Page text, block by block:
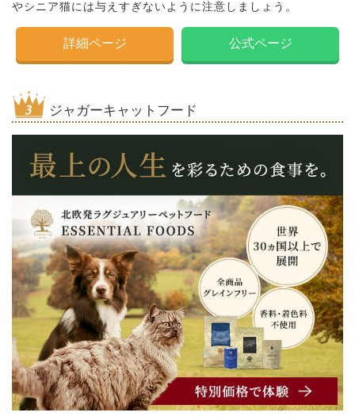
やシニア猫には与えすぎないように注意しましょう。
詳細ページ 公式ページ
ジャガーキャットフード